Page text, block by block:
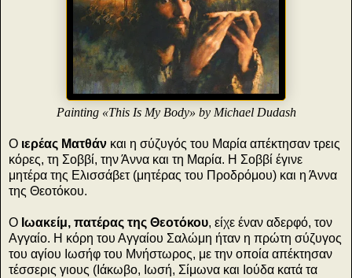
Painting «This Is My Body» by Michael Dudash
Ο ιερέας Ματθάν και η σύζυγός του Μαρία απέκτησαν τρεις
κόρες, τη Σοββί, την Άννα και τη Μαρία. Η Σοββί έγινε
μητέρα της Ελισσάβετ (μητέρας του Προδρόμου) και η Άννα
της Θεοτόκου.
Ο Ιωακείμ, πατέρας της Θεοτόκου, είχε έναν αδερφό, τον
Αγγαίο. Η κόρη του Αγγαίου Σαλώμη ήταν η πρώτη σύζυγος
του αγίου Ιωσήφ του Μνήστωρος, με την οποία απέκτησαν
τέσσερις γιους (Ιάκωβο, Ιωσή, Σίμωνα και Ιούδα κατά τα